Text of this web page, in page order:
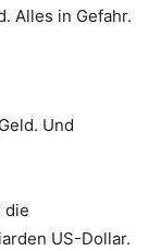
Alles in Gefahr.
Und
die
US-Dollar.